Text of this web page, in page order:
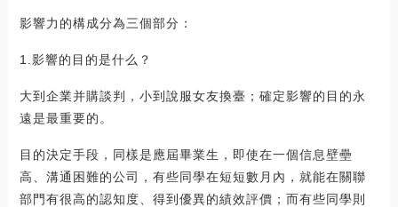
影響力的構成分為三個部分：
1.影響的目的是什么？
大到企業并購談判，小到說服女友換臺；確定影響的目的永
遠是最重要的。
目的決定手段，同樣是應屆畢業生，即使在一個信息壁壘
高、溝通困難的公司，有些同學在短短數月內，就能在關聯
部門有很高的認知度、得到優異的績效評價；而有些同學則